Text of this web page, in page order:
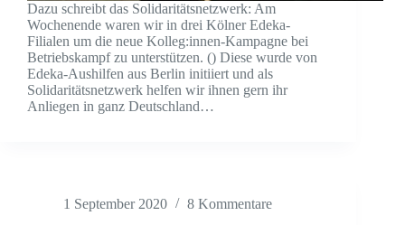
Dazu schreibt das Solidaritätsnetzwerk: Am
Wochenende waren wir in drei Kölner Edeka-
Filialen um die neue Kolleg:innen-Kampagne bei
Betriebskampf zu unterstützen. () Diese wurde von
Edeka-Aushilfen aus Berlin initiiert und als
Solidaritätsnetzwerk helfen wir ihnen gern ihr
Anliegen in ganz Deutschland…
1 September 2020 8 Kommentare